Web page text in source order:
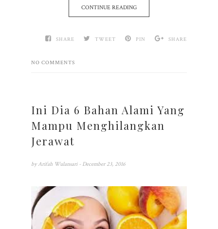
CONTINUE READING
SHARE TWEET PIN SHARE
NO COMMENTS
Ini Dia 6 Bahan Alami Yang
Mampu Menghilangkan
Jerawat
by Arifah Wulansari - December 23, 2016